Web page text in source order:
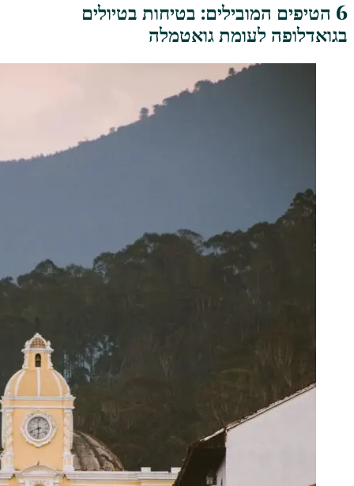
6 הטיפים המובילים: בטיחות בטיולים
בגואדלופה לעומת גואטמלה